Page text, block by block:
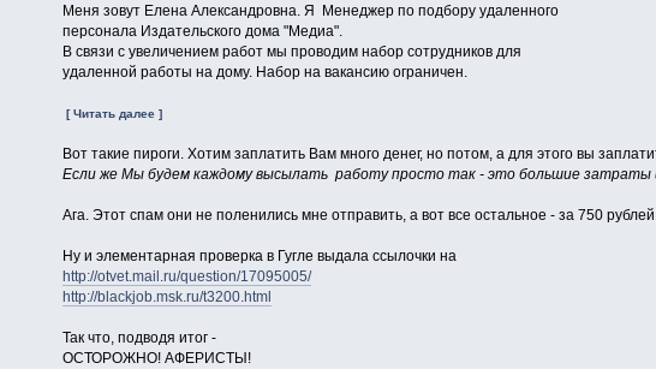
Меня зовут Елена Александровна. Я Менеджер по подбору удаленного
персонала Издательского дома "Медиа".
В связи с увеличением работ мы проводим набор сотрудников для
удаленной работы на дому. Набор на вакансию ограничен.
[ Читать далее ]
Вот такие пироги. Хотим заплатить Вам много денег, но потом, а для этого вы
Если же Мы будем каждому высылать работу просто так - это большие затраты
Ага. Этот спам они не поленились мне отправить, а вот все остальное - за 750 рублей.
Ну и элементарная проверка в Гугле выдала ссылочки на
http://otvet.mail.ru/question/17095005/
http://blackjob.msk.ru/t3200.html
Так что, подводя итог -
ОСТОРОЖНО! АФЕРИСТЫ!